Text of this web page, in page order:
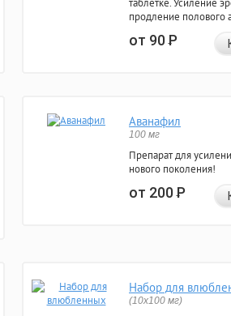
таблетке. Усиление
продление полового
от 90Р
Аванафил
100 мг
Препарат для
нового поколения!
от 200Р
Набор для
(10х100 мг)